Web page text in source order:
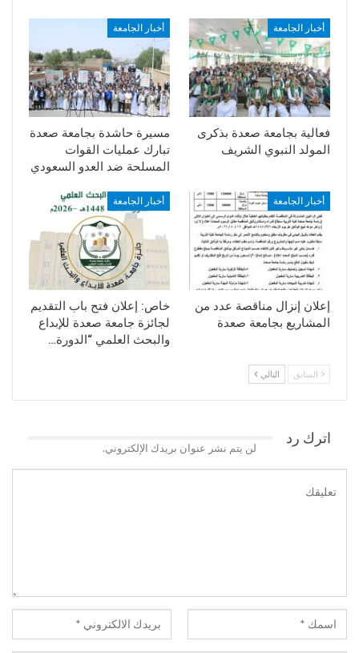
أخبار الجامعة
فعالية بجامعة صعدة بذكرى
المولد النبوي الشريف
أخبار الجامعة
مسيرة حاشدة بجامعة صعدة
تبارك عمليات القوات
المسلحة ضد العدو السعودي
أخبار الجامعة
إعلان إنزال مناقصة عدد من
المشاريع بجامعة صعدة
أخبار الجامعة
خاص: إعلان فتح باب التقديم
لجائزة جامعة صعدة للإبداع
والبحث العلمي “الدورة…
السابق التالي
اترك رد
لن يتم نشر عنوان بريدك الإلكتروني.